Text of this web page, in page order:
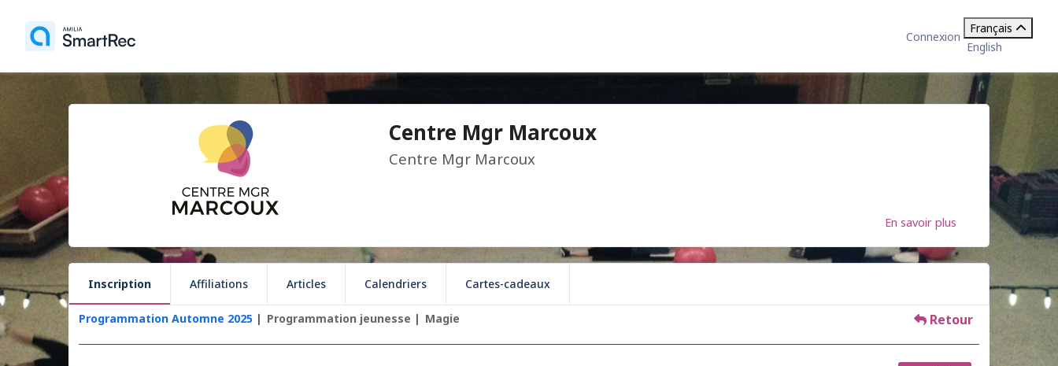
Connexion
Français
English
Centre Mgr Marcoux
Centre Mgr Marcoux
En savoir plus
Inscription Affiliations Articles Calendriers Cartes-cadeaux
Programmation Automne 2025 Programmation jeunesse Magie Retour